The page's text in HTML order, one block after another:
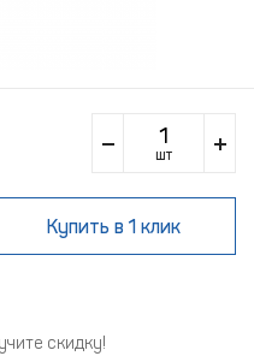
шт
Купить в 1 клик
скидку!